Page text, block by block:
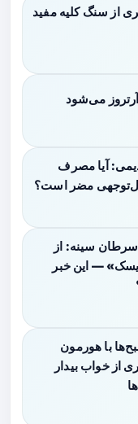
از سنگ کلیه مفید
می‌شود
آیا مصرف
مضر است؟
سرطان سینه: از
— این خبر
با هورمون
از خواب بیدار